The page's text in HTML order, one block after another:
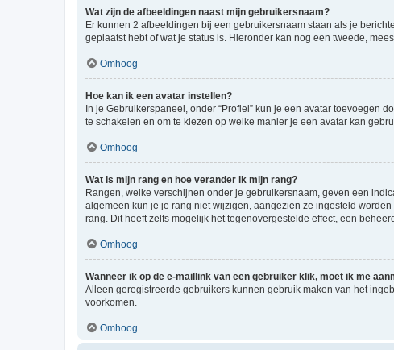
Wat zijn de afbeeldingen naast mijn gebruikersnaam?
Er kunnen 2 afbeeldingen bij een gebruikersnaam staan als je
geplaatst hebt of wat je status is. Hieronder kan nog een tweede,
Omhoog
Hoe kan ik een avatar instellen?
In je Gebruikerspaneel, onder “Profiel” kun je een avatar toevoegen
te schakelen en om te kiezen op welke manier je een avatar kan
Omhoog
Wat is mijn rang en hoe verander ik mijn rang?
Rangen, welke verschijnen onder je gebruikersnaam, geven een
algemeen kun je je rang niet wijzigen, aangezien ze ingesteld
rang. Dit heeft zelfs mogelijk het tegenovergestelde effect, een
Omhoog
Wanneer ik op de e-maillink van een gebruiker klik, moet ik me
Alleen geregistreerde gebruikers kunnen gebruik maken van het
voorkomen.
Omhoog